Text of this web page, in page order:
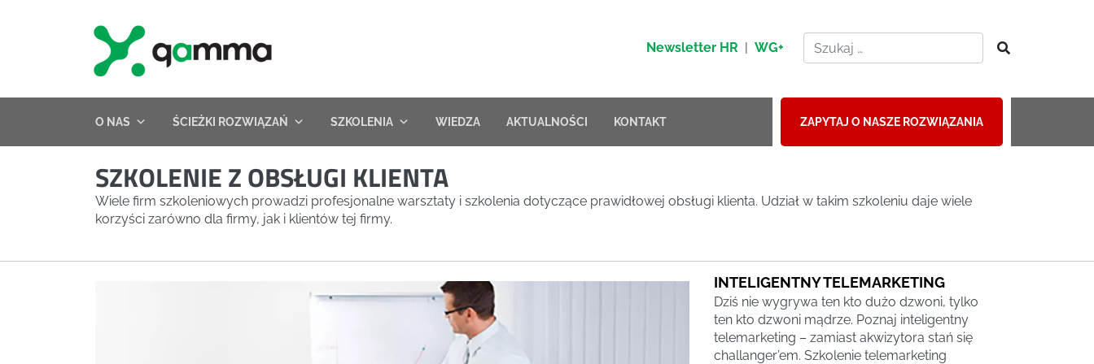
Newsletter HR | WG+
O NAS ŚCIEŻKI ROZWIĄZAŃ SZKOLENIA WIEDZA AKTUALNOŚCI KONTAKT ZAPYTAJ O NASZE ROZWIĄZANIA
SZKOLENIE Z OBSŁUGI KLIENTA
Wiele firm szkoleniowych prowadzi profesjonalne warsztaty i szkolenia dotyczące prawidłowej obsługi klienta. Udział w takim szkoleniu daje wiele
korzyści zarówno dla firmy, jak i klientów tej firmy.
INTELIGENTNY TELEMARKETING
Dziś nie wygrywa ten kto dużo dzwoni, tylko
ten kto dzwoni mądrze. Poznaj inteligentny
telemarketing – zamiast akwizytora stań się
challanger’em. Szkolenie telemarketing